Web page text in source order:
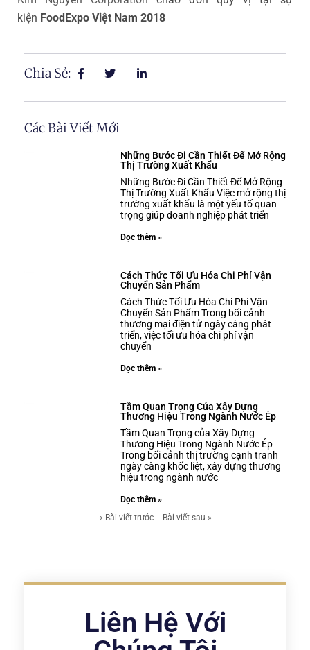
kiện FoodExpo Việt Nam 2018
Chia Sẻ:
Các Bài Viết Mới
Những Bước Đi Cần Thiết Để Mở Rộng
Thị Trường Xuất Khẩu
Những Bước Đi Cần Thiết Để Mở Rộng
Thị Trường Xuất Khẩu Việc mở rộng thị
trường xuất khẩu là một yếu tố quan
trọng giúp doanh nghiệp phát triển
Đọc thêm »
Cách Thức Tối Ưu Hóa Chi Phí Vận
Chuyển Sản Phẩm
Cách Thức Tối Ưu Hóa Chi Phí Vận
Chuyển Sản Phẩm Trong bối cảnh
thương mại điện tử ngày càng phát
triển, việc tối ưu hóa chi phí vận
chuyển
Đọc thêm »
Tầm Quan Trọng Của Xây Dựng
Thương Hiệu Trong Ngành Nước Ép
Tầm Quan Trọng của Xây Dựng
Thương Hiệu Trong Ngành Nước Ép
Trong bối cảnh thị trường cạnh tranh
ngày càng khốc liệt, xây dựng thương
hiệu trong ngành nước
Đọc thêm »
« Bài viết trước
Bài viết sau »
Liên Hệ Với